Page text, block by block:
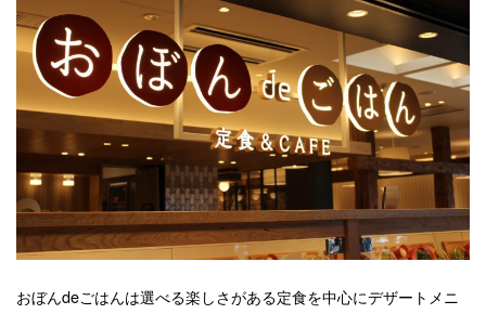
おぼんdeごはんは選べる楽しさがある定食を中心にデザートメニ